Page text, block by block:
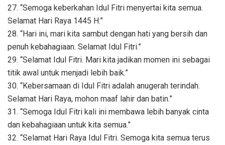
27. “Semoga keberkahan Idul Fitri menyertai kita semua.
Selamat Hari Raya 1445 H.”
28. “Hari ini, mari kita sambut dengan hati yang bersih dan
penuh kebahagiaan. Selamat Idul Fitri.”
29. “Selamat Idul Fitri. Mari kita jadikan momen ini sebagai
titik awal untuk menjadi lebih baik.”
30. “Kebersamaan di Idul Fitri adalah anugerah terindah.
Selamat Hari Raya, mohon maaf lahir dan batin.”
31. “Semoga Idul Fitri kali ini membawa lebih banyak cinta
dan kebahagiaan untuk kita semua.”
32. “Selamat Hari Raya Idul Fitri. Semoga kita semua terus